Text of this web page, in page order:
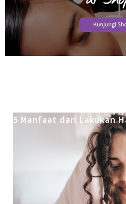
5 Manfaat dari Lakukan